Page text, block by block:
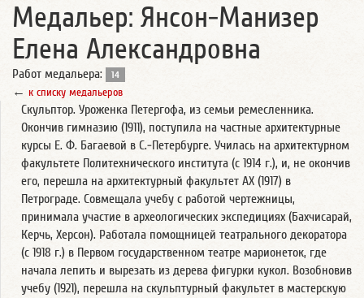
Медальер: Янсон-Манизер
Елена Александровна
Работ медальера: 14
← к списку медальеров
Скульптор. Уроженка Петергофа, из семьи ремесленника.
Окончив гимназию (1911), поступила на частные архитектурные
курсы Е. Ф. Багаевой в С.-Петербурге. Училась на архитектурном
факультете Политехнического института (с 1914 г.), и, не окончив
его, перешла на архитектурный факультет АХ (1917) в
Петрограде. Совмещала учебу с работой чертежницы,
принимала участие в археологических экспедициях (Бахчисарай,
Керчь, Херсон). Работала помощницей театрального декоратора
(с 1918 г.) в Первом государственном театре марионеток, где
начала лепить и вырезать из дерева фигурки кукол. Возобновив
учебу (1921), перешла на скульптурный факультет в мастерскую